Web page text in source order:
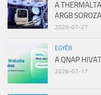
A
ARGB
2026-07-27
EGYÉB
A QNAP
2026-07-17